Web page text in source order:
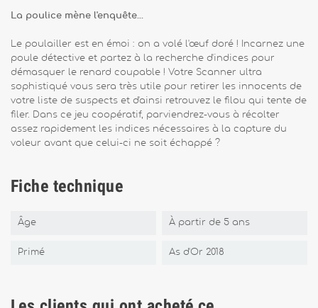
La poulice mène l'enquête…
Le poulailler est en émoi : on a volé l'œuf doré ! Incarnez une
poule détective et partez à la recherche d'indices pour
démasquer le renard coupable ! Votre Scanner ultra
sophistiqué vous sera très utile pour retirer les innocents de
votre liste de suspects et d'ainsi retrouvez le filou qui tente de
filer. Dans ce jeu coopératif, parviendrez-vous à récolter
assez rapidement les indices nécessaires à la capture du
voleur avant que celui-ci ne soit échappé ?
Fiche technique
Âge À partir de 5 ans
Primé As d'Or 2018